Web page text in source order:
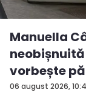
06 august 2026,
Manuella
neobișnuită
vorbește